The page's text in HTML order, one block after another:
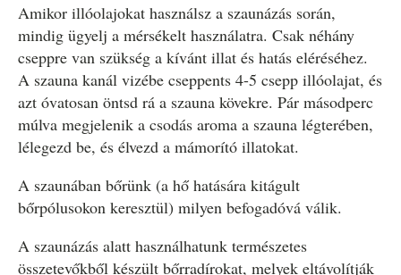
Amikor illóolajokat használsz a szaunázás során,
mindig ügyelj a mérsékelt használatra. Csak néhány
cseppre van szükség a kívánt illat és hatás eléréséhez.
A szauna kanál vizébe cseppents 4-5 csepp illóolajat, és
azt óvatosan öntsd rá a szauna kövekre. Pár másodperc
múlva megjelenik a csodás aroma a szauna légterében,
lélegezd be, és élvezd a mámorító illatokat.
A szaunában bőrünk (a hő hatására kitágult
bőrpólusokon keresztül) milyen befogadóvá válik.
A szaunázás alatt használhatunk természetes
összetevőkből készült bőrradírokat, melyek eltávolítják